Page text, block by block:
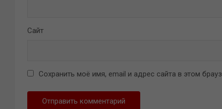
Сайт
Сохранить моё имя, email и адрес сайта в этом